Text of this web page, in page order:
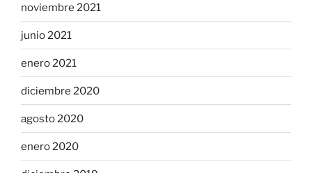
noviembre 2021
junio 2021
enero 2021
diciembre 2020
agosto 2020
enero 2020